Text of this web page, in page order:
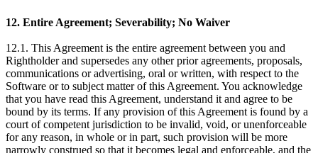
12. Entire Agreement; Severability; No Waiver
12.1. This Agreement is the entire agreement between you and
Rightholder and supersedes any other prior agreements, proposals,
communications or advertising, oral or written, with respect to the
Software or to subject matter of this Agreement. You acknowledge
that you have read this Agreement, understand it and agree to be
bound by its terms. If any provision of this Agreement is found by a
court of competent jurisdiction to be invalid, void, or unenforceable
for any reason, in whole or in part, such provision will be more
narrowly construed so that it becomes legal and enforceable, and the